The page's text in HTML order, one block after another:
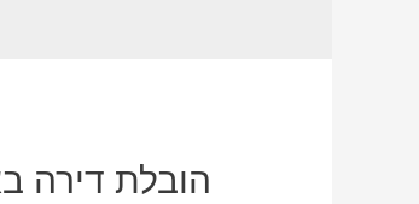
הובלת דירה